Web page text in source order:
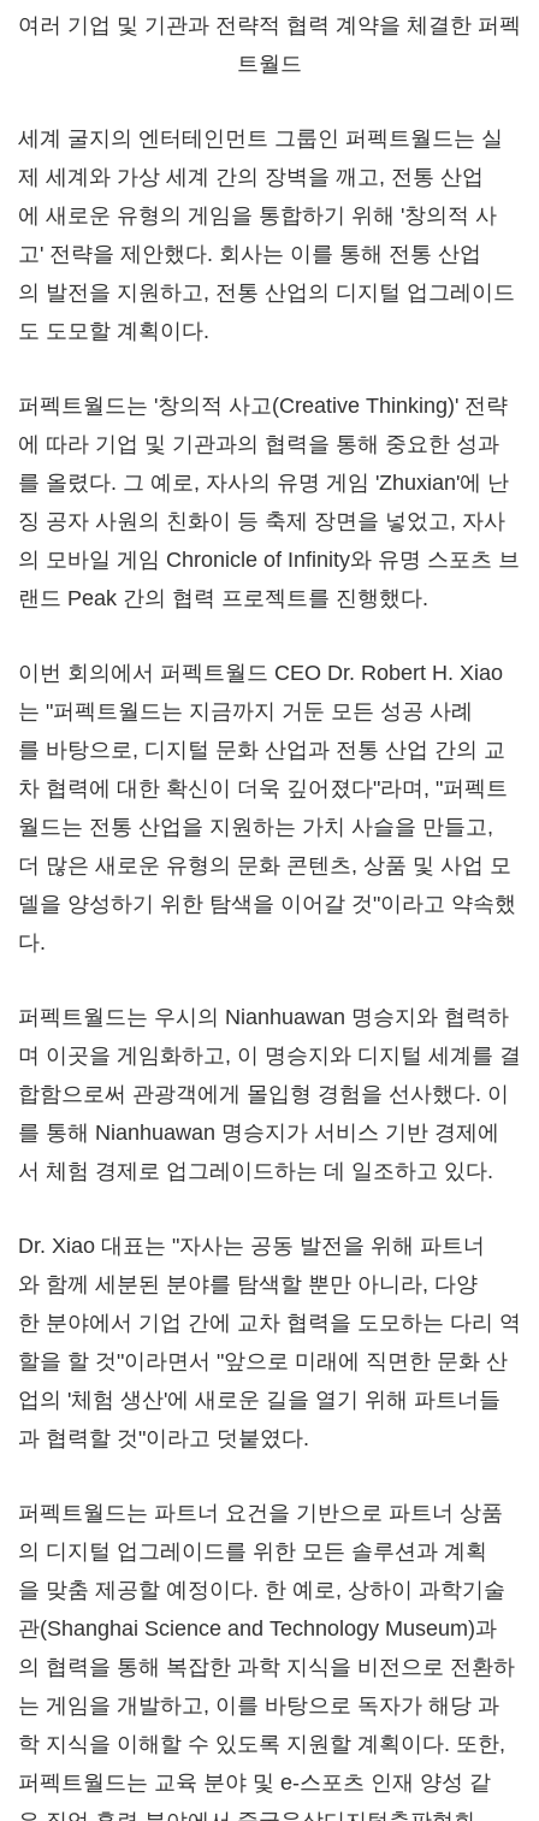
여러 기업 및 기관과 전략적 협력 계약을 체결한 퍼펙
트월드
세계 굴지의 엔터테인먼트 그룹인 퍼펙트월드는 실
제 세계와 가상 세계 간의 장벽을 깨고, 전통 산업
에 새로운 유형의 게임을 통합하기 위해 '창의적 사
고' 전략을 제안했다. 회사는 이를 통해 전통 산업
의 발전을 지원하고, 전통 산업의 디지털 업그레이드
도 도모할 계획이다.
퍼펙트월드는 '창의적 사고(Creative Thinking)' 전략
에 따라 기업 및 기관과의 협력을 통해 중요한 성과
를 올렸다. 그 예로, 자사의 유명 게임 'Zhuxian'에 난
징 공자 사원의 친화이 등 축제 장면을 넣었고, 자사
의 모바일 게임 Chronicle of Infinity와 유명 스포츠 브
랜드 Peak 간의 협력 프로젝트를 진행했다.
이번 회의에서 퍼펙트월드 CEO Dr. Robert H. Xiao
는 "퍼펙트월드는 지금까지 거둔 모든 성공 사례
를 바탕으로, 디지털 문화 산업과 전통 산업 간의 교
차 협력에 대한 확신이 더욱 깊어졌다"라며, "퍼펙트
월드는 전통 산업을 지원하는 가치 사슬을 만들고,
더 많은 새로운 유형의 문화 콘텐츠, 상품 및 사업 모
델을 양성하기 위한 탐색을 이어갈 것"이라고 약속했
다.
퍼펙트월드는 우시의 Nianhuawan 명승지와 협력하
며 이곳을 게임화하고, 이 명승지와 디지털 세계를 결
합함으로써 관광객에게 몰입형 경험을 선사했다. 이
를 통해 Nianhuawan 명승지가 서비스 기반 경제에
서 체험 경제로 업그레이드하는 데 일조하고 있다.
Dr. Xiao 대표는 "자사는 공동 발전을 위해 파트너
와 함께 세분된 분야를 탐색할 뿐만 아니라, 다양
한 분야에서 기업 간에 교차 협력을 도모하는 다리 역
할을 할 것"이라면서 "앞으로 미래에 직면한 문화 산
업의 '체험 생산'에 새로운 길을 열기 위해 파트너들
과 협력할 것"이라고 덧붙였다.
퍼펙트월드는 파트너 요건을 기반으로 파트너 상품
의 디지털 업그레이드를 위한 모든 솔루션과 계획
을 맞춤 제공할 예정이다. 한 예로, 상하이 과학기술
관(Shanghai Science and Technology Museum)과
의 협력을 통해 복잡한 과학 지식을 비전으로 전환하
는 게임을 개발하고, 이를 바탕으로 독자가 해당 과
학 지식을 이해할 수 있도록 지원할 계획이다. 또한,
퍼펙트월드는 교육 분야 및 e-스포츠 인재 양성 같